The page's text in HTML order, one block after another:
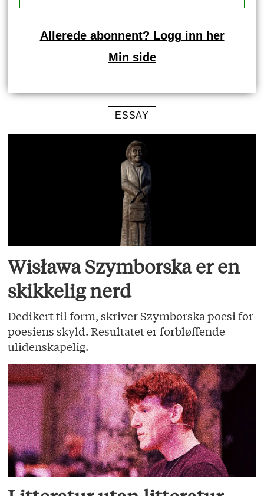
Allerede abonnent? Logg inn her
Min side
ESSAY
Wisława Szymborska er en
skikkelig nerd
Dedikert til form, skriver Szymborska poesi for
poesiens skyld. Resultatet er forbløffende
ulidenskapelig.